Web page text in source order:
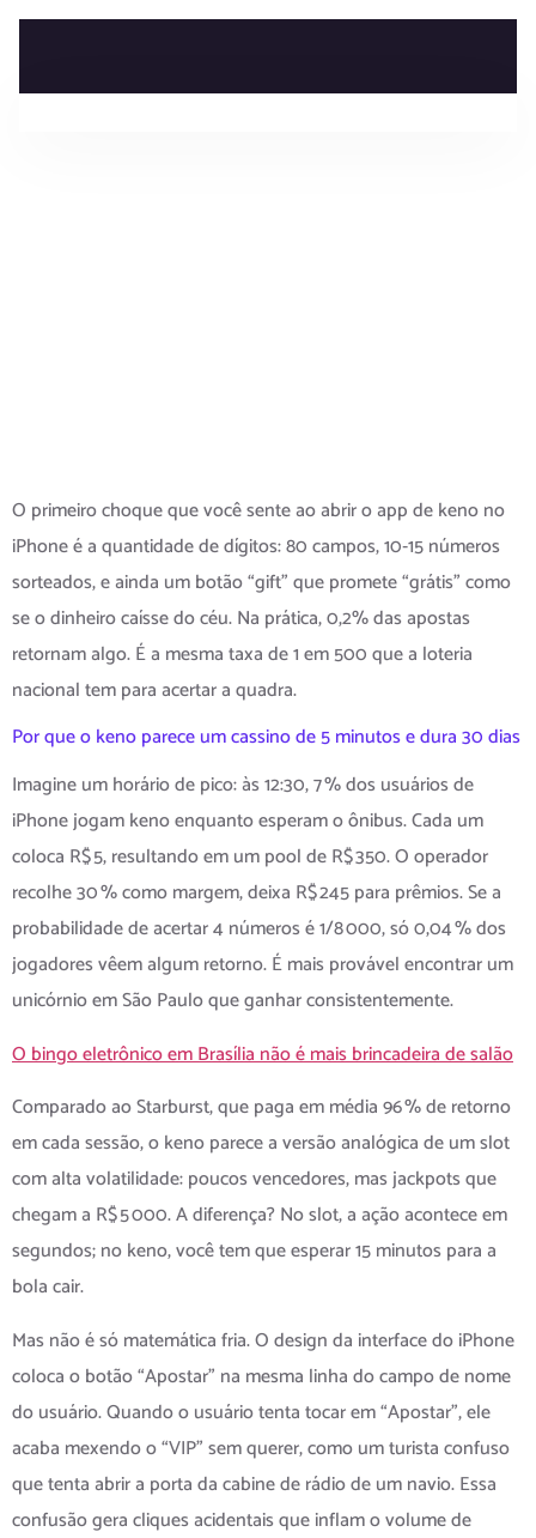
o cassino de
O primeiro choque que você sente ao abrir o app de keno no
iPhone é a quantidade de dígitos: 80 campos, 10‑15 números
sorteados, e ainda um botão “gift” que promete “grátis” como
se o dinheiro caísse do céu. Na prática, 0,2% das apostas
retornam algo. É a mesma taxa de 1 em 500 que a loteria
nacional tem para acertar a quadra.
Por que o keno parece um cassino de 5 minutos e dura 30 dias
Imagine um horário de pico: às 12:30, 7 % dos usuários de
iPhone jogam keno enquanto esperam o ônibus. Cada um
coloca R$ 5, resultando em um pool de R$ 350. O operador
recolhe 30 % como margem, deixa R$ 245 para prêmios. Se a
probabilidade de acertar 4 números é 1/8 000, só 0,04 % dos
jogadores vêem algum retorno. É mais provável encontrar um
unicórnio em São Paulo que ganhar consistentemente.
O bingo eletrônico em Brasília não é mais brincadeira de salão
Comparado ao Starburst, que paga em média 96 % de retorno
em cada sessão, o keno parece a versão analógica de um slot
com alta volatilidade: poucos vencedores, mas jackpots que
chegam a R$ 5 000. A diferença? No slot, a ação acontece em
segundos; no keno, você tem que esperar 15 minutos para a
bola cair.
Mas não é só matemática fria. O design da interface do iPhone
coloca o botão “Apostar” na mesma linha do campo de nome
do usuário. Quando o usuário tenta tocar em “Apostar”, ele
acaba mexendo o “VIP” sem querer, como um turista confuso
que tenta abrir a porta da cabine de rádio de um navio. Essa
confusão gera cliques acidentais que inflam o volume de